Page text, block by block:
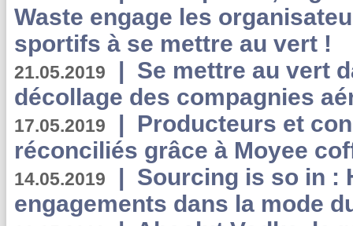
Waste engage les
sportifs à se mettre au vert !
21.05.2019 | Se mettre au vert
décollage des compagnies
17.05.2019 | Producteurs et
réconciliés grâce à Moyee
14.05.2019 | Sourcing is so in :
engagements dans la mode